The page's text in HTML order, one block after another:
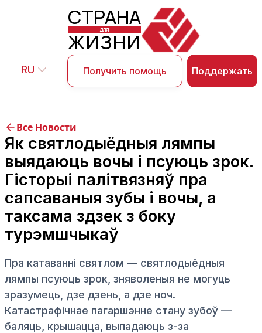
СТРАНА
ДЛЯ
ЖИЗНИ
RU Получить помощь Поддержать
Все Новости
Як святлодыёдныя лямпы
выядаюць вочы і псуюць зрок.
Гісторыі палітвязняў пра
сапсаваныя зубы і вочы, а
таксама здзек з боку
турэмшчыкаў
Пра катаванні святлом — святлодыёдныя
лямпы псуюць зрок, зняволеныя не могуць
зразумець, дзе дзень, а дзе ноч.
Катастрафічнае пагаршэнне стану зубоў —
баляць, крышацца, выпадаюць з-за